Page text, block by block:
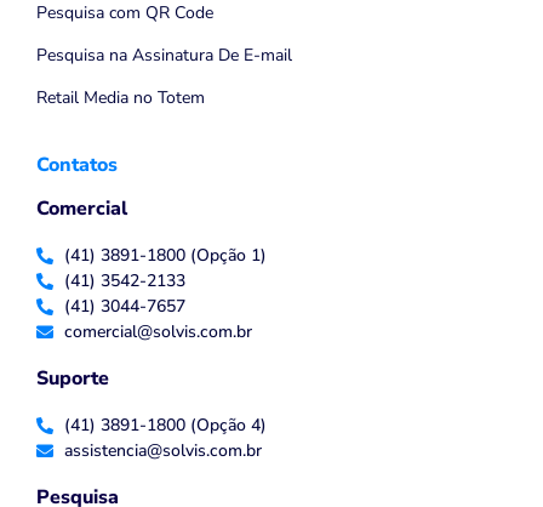
Pesquisa com QR Code
Pesquisa na Assinatura De E-mail
Retail Media no Totem
Contatos
Comercial
(41) 3891-1800 (Opção 1)
(41) 3542-2133
(41) 3044-7657
comercial@solvis.com.br
Suporte
(41) 3891-1800 (Opção 4)
assistencia@solvis.com.br
Pesquisa